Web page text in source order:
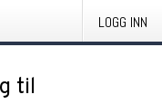
LOGG INN
til